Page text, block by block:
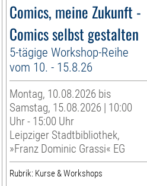
Comics, meine Zukunft -
Comics selbst gestalten
5-tägige Workshop-Reihe
vom 10. - 15.8.26
Montag, 10.08.2026 bis
Samstag, 15.08.2026 | 10:00
Uhr - 15:00 Uhr
Leipziger Stadtbibliothek,
»Franz Dominic Grassi« EG
Rubrik: Kurse & Workshops